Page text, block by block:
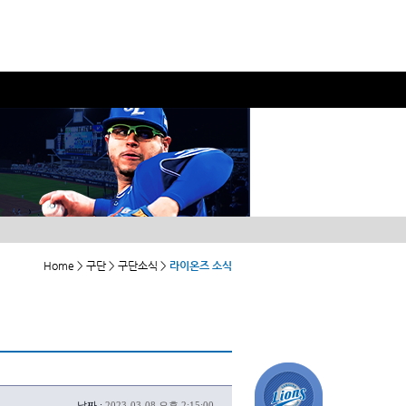
Home > 구단 > 구단소식 > 라이온즈 소식